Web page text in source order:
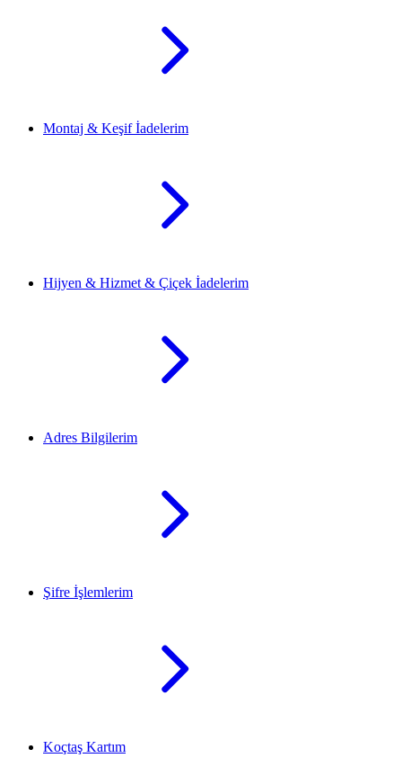
Montaj & Keşif İadelerim
Hijyen & Hizmet & Çiçek İadelerim
Adres Bilgilerim
Şifre İşlemlerim
Koçtaş Kartım